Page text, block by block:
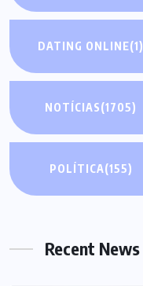
DATING ONLINE(1)
NOTÍCIAS(1705)
POLÍTICA(155)
Recent News